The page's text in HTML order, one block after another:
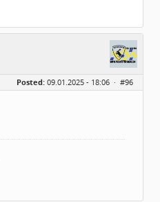
Posted: 09.01.2025 - 18:06 · #96